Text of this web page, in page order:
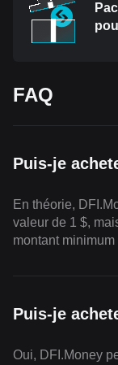
FAQ
Puis-je
En théorie,
valeur de 1 $,
montant
Puis-je
Oui, DFI.Money